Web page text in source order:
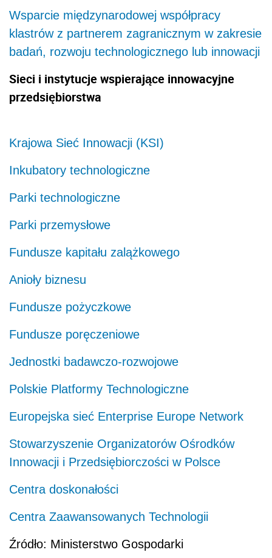
Wsparcie międzynarodowej współpracy
klastrów z partnerem zagranicznym w zakresie
badań, rozwoju technologicznego lub innowacji
Sieci i instytucje wspierające innowacyjne
przedsiębiorstwa
Krajowa Sieć Innowacji (KSI)
Inkubatory technologiczne
Parki technologiczne
Parki przemysłowe
Fundusze kapitału zalążkowego
Anioły biznesu
Fundusze pożyczkowe
Fundusze poręczeniowe
Jednostki badawczo-rozwojowe
Polskie Platformy Technologiczne
Europejska sieć Enterprise Europe Network
Stowarzyszenie Organizatorów Ośrodków
Innowacji i Przedsiębiorczości w Polsce
Centra doskonałości
Centra Zaawansowanych Technologii
Źródło: Ministerstwo Gospodarki